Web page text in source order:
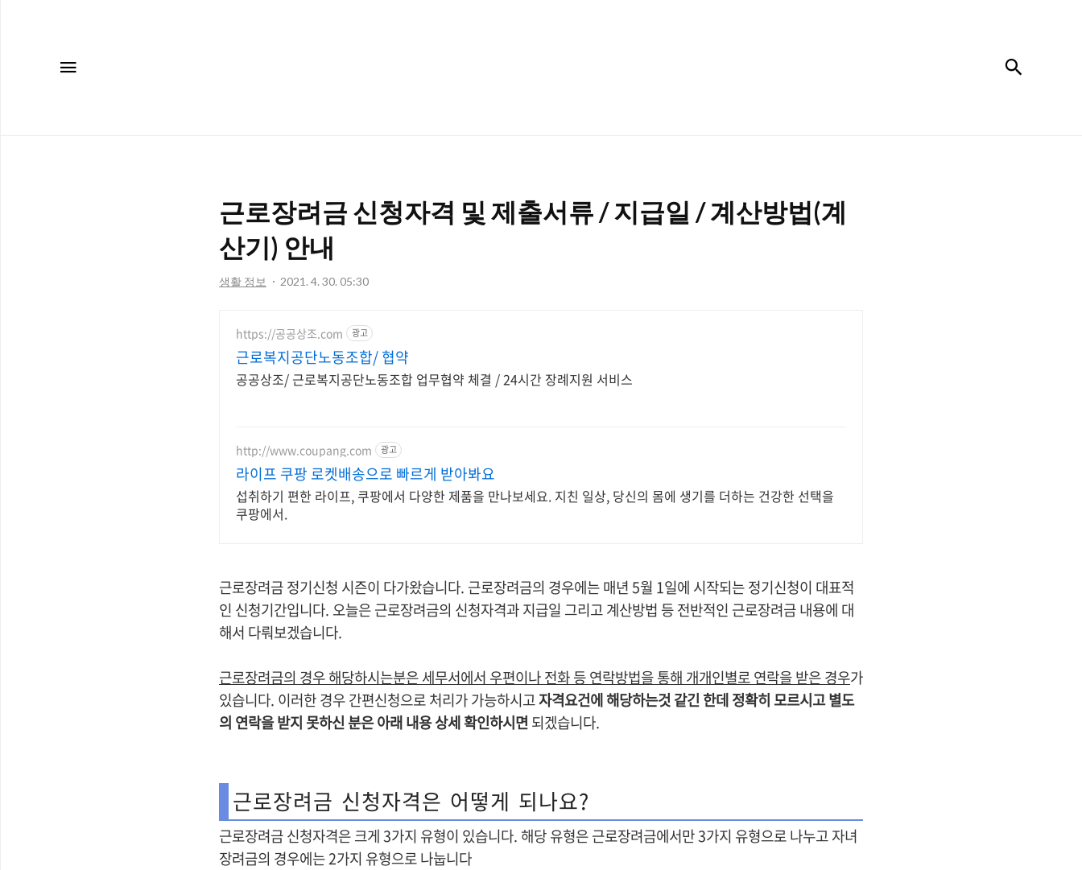
근로장려금 신청자격 및 제출서류 / 지급일 / 계산방법(계
산기) 안내
생활 정보 2021. 4. 30. 05:30
https://공공상조.com 광고
근로복지공단노동조합/ 협약
공공상조/ 근로복지공단노동조합 업무협약 체결 / 24시간 장례지원 서비스
http://www.coupang.com 광고
라이프 쿠팡 로켓배송으로 빠르게 받아봐요
섭취하기 편한 라이프, 쿠팡에서 다양한 제품을 만나보세요. 지친 일상, 당신의 몸에 생기를 더하는 건강한 선택을
쿠팡에서.
근로장려금 정기신청 시즌이 다가왔습니다. 근로장려금의 경우에는 매년 5월 1일에 시작되는 정기신청이 대표적
인 신청기간입니다. 오늘은 근로장려금의 신청자격과 지급일 그리고 계산방법 등 전반적인 근로장려금 내용에 대
해서 다뤄보겠습니다.
근로장려금의 경우 해당하시는분은 세무서에서 우편이나 전화 등 연락방법을 통해 개개인별로 연락을 받은 경우가
있습니다. 이러한 경우 간편신청으로 처리가 가능하시고자격요건에 해당하는것 같긴 한데 정확히 모르시고 별도
의 연락을 받지 못하신 분은 아래 내용 상세 확인하시면되겠습니다.
근로장려금 신청자격은 어떻게 되나요?
근로장려금 신청자격은 크게 3가지 유형이 있습니다. 해당 유형은 근로장려금에서만 3가지 유형으로 나누고 자녀
장려금의 경우에는 2가지 유형으로 나눕니다